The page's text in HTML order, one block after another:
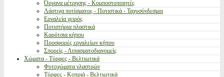
Όργανα μέτρησης - Κομποστοποιητές
Λάστιχα ποτίσματος - Ποτιστικά - Ταχυσύνδεσμοι
Εργαλεία χειρός
Ποτιστήρια πλαστικά
Καρότσια κήπου
Προσφορές εργαλείων κήπου
Σπορείς - Λιπασματοδιανομείς
Χώματα - Τύρφες - Βελτιωτικά
Φυτοχώματα γλαστρών
Τύρφες - Κοπριά - Βελτιωτικά